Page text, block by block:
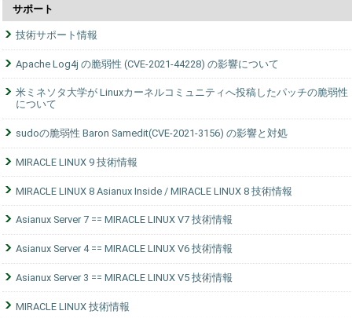
サポート
技術サポート情報
Apache Log4j の脆弱性 (CVE-2021-44228) の影響について
米ミネソタ大学が Linuxカーネルコミュニティへ投稿したパッチの脆弱性
について
sudoの脆弱性 Baron Samedit(CVE-2021-3156) の影響と対処
MIRACLE LINUX 9 技術情報
MIRACLE LINUX 8 Asianux Inside / MIRACLE LINUX 8 技術情報
Asianux Server 7 == MIRACLE LINUX V7 技術情報
Asianux Server 4 == MIRACLE LINUX V6 技術情報
Asianux Server 3 == MIRACLE LINUX V5 技術情報
MIRACLE LINUX 技術情報